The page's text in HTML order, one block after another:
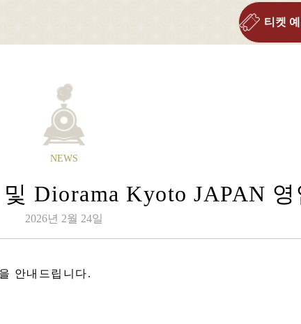
티켓
about Sagano Romantic Train
사가노 토롯코에 대하여
사가노 토롯코 열차란
계절별 즐기는 법
투어 소개
자주 묻는 질문(FAQ)
공지
토롯코 사가역
토롯코 호즈쿄역
NEWS
Diorama Kyoto JAPAN 영
2026년 2월 24일
안내드립니다.